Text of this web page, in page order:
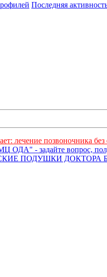
Последняя
лечение позвоночника
ОДА" - задайте вопрос,
ПОДУШКИ ДОКТОРА